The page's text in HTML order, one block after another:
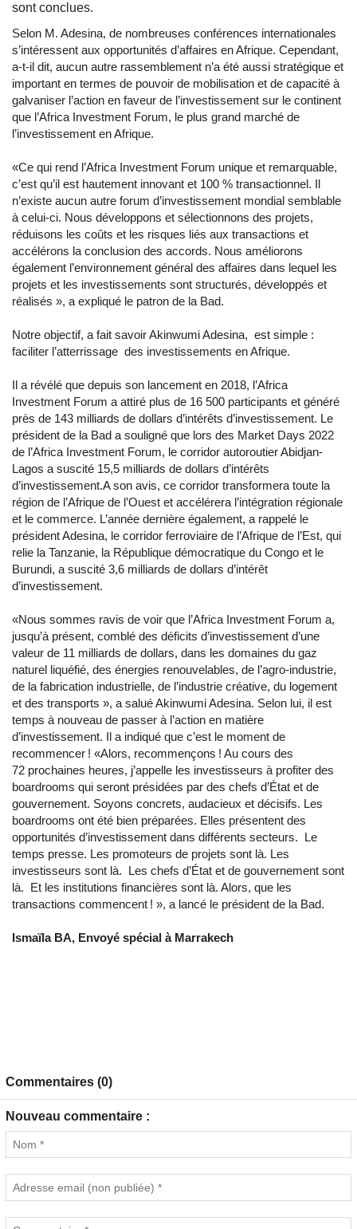
sont conclues.
Selon M. Adesina, de nombreuses conférences internationales
s’intéressent aux opportunités d’affaires en Afrique. Cependant,
a-t-il dit, aucun autre rassemblement n’a été aussi stratégique et
important en termes de pouvoir de mobilisation et de capacité à
galvaniser l’action en faveur de l’investissement sur le continent
que l’Africa Investment Forum, le plus grand marché de
l’investissement en Afrique.
«Ce qui rend l’Africa Investment Forum unique et remarquable,
c’est qu’il est hautement innovant et 100 % transactionnel. Il
n’existe aucun autre forum d’investissement mondial semblable
à celui-ci. Nous développons et sélectionnons des projets,
réduisons les coûts et les risques liés aux transactions et
accélérons la conclusion des accords. Nous améliorons
également l’environnement général des affaires dans lequel les
projets et les investissements sont structurés, développés et
réalisés », a expliqué le patron de la Bad.
Notre objectif, a fait savoir Akinwumi Adesina, est simple :
faciliter l’atterrissage des investissements en Afrique.
Il a révélé que depuis son lancement en 2018, l’Africa
Investment Forum a attiré plus de 16 500 participants et généré
près de 143 milliards de dollars d’intérêts d’investissement. Le
président de la Bad a souligné que lors des Market Days 2022
de l’Africa Investment Forum, le corridor autoroutier Abidjan-
Lagos a suscité 15,5 milliards de dollars d’intérêts
d’investissement.A son avis, ce corridor transformera toute la
région de l’Afrique de l’Ouest et accélérera l’intégration régionale
et le commerce. L’année dernière également, a rappelé le
président Adesina, le corridor ferroviaire de l’Afrique de l’Est, qui
relie la Tanzanie, la République démocratique du Congo et le
Burundi, a suscité 3,6 milliards de dollars d’intérêt
d’investissement.
«Nous sommes ravis de voir que l’Africa Investment Forum a,
jusqu’à présent, comblé des déficits d’investissement d’une
valeur de 11 milliards de dollars, dans les domaines du gaz
naturel liquéfié, des énergies renouvelables, de l’agro-industrie,
de la fabrication industrielle, de l’industrie créative, du logement
et des transports », a salué Akinwumi Adesina. Selon lui, il est
temps à nouveau de passer à l’action en matière
d’investissement. Il a indiqué que c’est le moment de
recommencer ! «Alors, recommençons ! Au cours des
72 prochaines heures, j’appelle les investisseurs à profiter des
boardrooms qui seront présidées par des chefs d’État et de
gouvernement. Soyons concrets, audacieux et décisifs. Les
boardrooms ont été bien préparées. Elles présentent des
opportunités d’investissement dans différents secteurs. Le
temps presse. Les promoteurs de projets sont là. Les
investisseurs sont là. Les chefs d’État et de gouvernement sont
là. Et les institutions financières sont là. Alors, que les
transactions commencent ! », a lancé le président de la Bad.
Ismaïla BA, Envoyé spécial à Marrakech
Commentaires (0)
Nouveau commentaire :